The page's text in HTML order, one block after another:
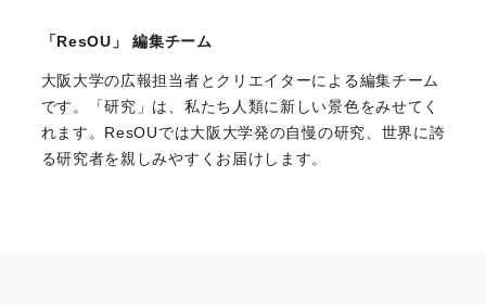
「ResOU」 編集チーム
大阪大学の広報担当者とクリエイターによる編集チーム
です。「研究」は、私たち人類に新しい景色をみせてく
れます。ResOUでは大阪大学発の自慢の研究、世界に誇
る研究者を親しみやすくお届けします。